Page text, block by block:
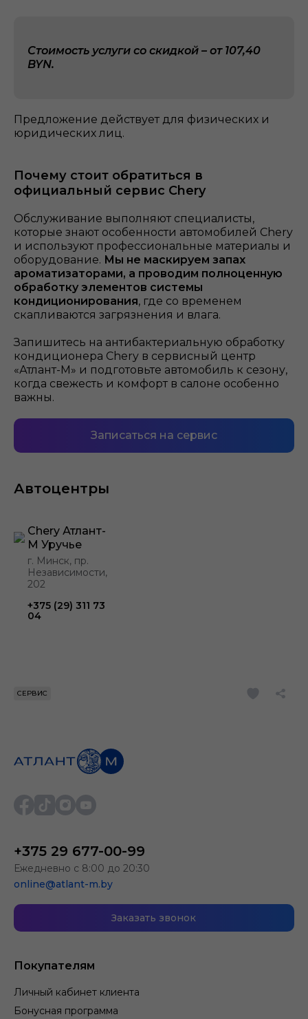
Стоимость услуги со скидкой – от 107,40
BYN.
Предложение действует для физических и
юридических лиц.
Почему стоит обратиться в
официальный сервис Chery
Обслуживание выполняют специалисты,
которые знают особенности автомобилей Chery
и используют профессиональные материалы и
оборудование. Мы не маскируем запах
ароматизаторами, а проводим полноценную
обработку элементов системы
кондиционирования, где со временем
скапливаются загрязнения и влага.
Запишитесь на антибактериальную обработку
кондиционера Chery в сервисный центр
«Атлант-М» и подготовьте автомобиль к сезону,
когда свежесть и комфорт в салоне особенно
важны.
Записаться на сервис
Автоцентры
Chery Атлант-
М Уручье
г. Минск, пр.
Независимости,
202
+375 (29) 311 73
04
СЕРВИС
Покупателям
Личный кабинет клиента
Бонусная программа
+375 29 677-00-99
Ежедневно с 8:00 до 20:30
online@atlant-m.by
Заказать звонок